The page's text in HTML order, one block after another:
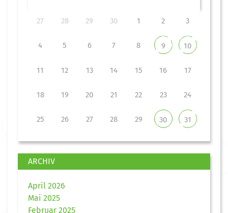
27 28 29 30 1 2 3
4 5 6 7 8 9 10
11 12 13 14 15 16 17
18 19 20 21 22 23 24
25 26 27 28 29 30 31
ARCHIV
April 2026
Mai 2025
Februar 2025